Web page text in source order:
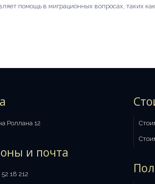
помощь в миграционных вопросах, таких
Роллана 12
и почта
18 212